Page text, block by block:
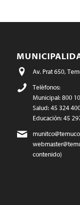
Av. Prat 650,
Teléfonos:
Municipal: 800
Salud: 45 324
Educación: 45
contenido)